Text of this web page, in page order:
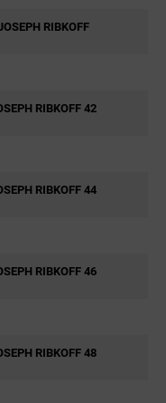
RIBKOFF
RIBKOFF 42
RIBKOFF 44
RIBKOFF 46
RIBKOFF 48